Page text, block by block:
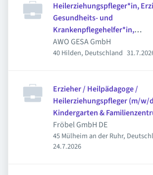
Heilerziehungspfleger*in,
Gesundheits- und
Krankenpflegehelfer*in,
Sozialarbeiter*in
AWO GESA GmbH
40 Hilden, Deutschland
Erzieher / Heilpädagoge /
Heilerziehungspfleger (m/w/
Kindergarten &
Charlier
Fröbel GmbH DE
45 Mülheim an der Ruhr,
Veröffentlicht
24.7.2026